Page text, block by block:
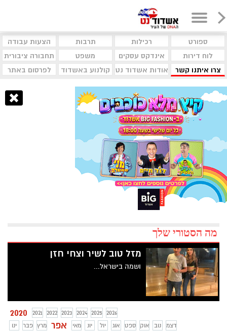
ספורט רכילות תרבות
הצעות עבודה
לוח דירות
אינדקס עסקים משפט
תחבורה ציבורית
צרו איתנו קשר
אודות אשדוד נט קולנוע באשדוד לפרסום באתר
מה הסטורי שלך
מזל טוב לשיר וצחי חזן
ושמה בישראל...
2020 2021 2022 2023 2024 2025
2026
ינו
פבר מרץ אפר מאי יונ יול אוג ספט אוק נוב
דצמ